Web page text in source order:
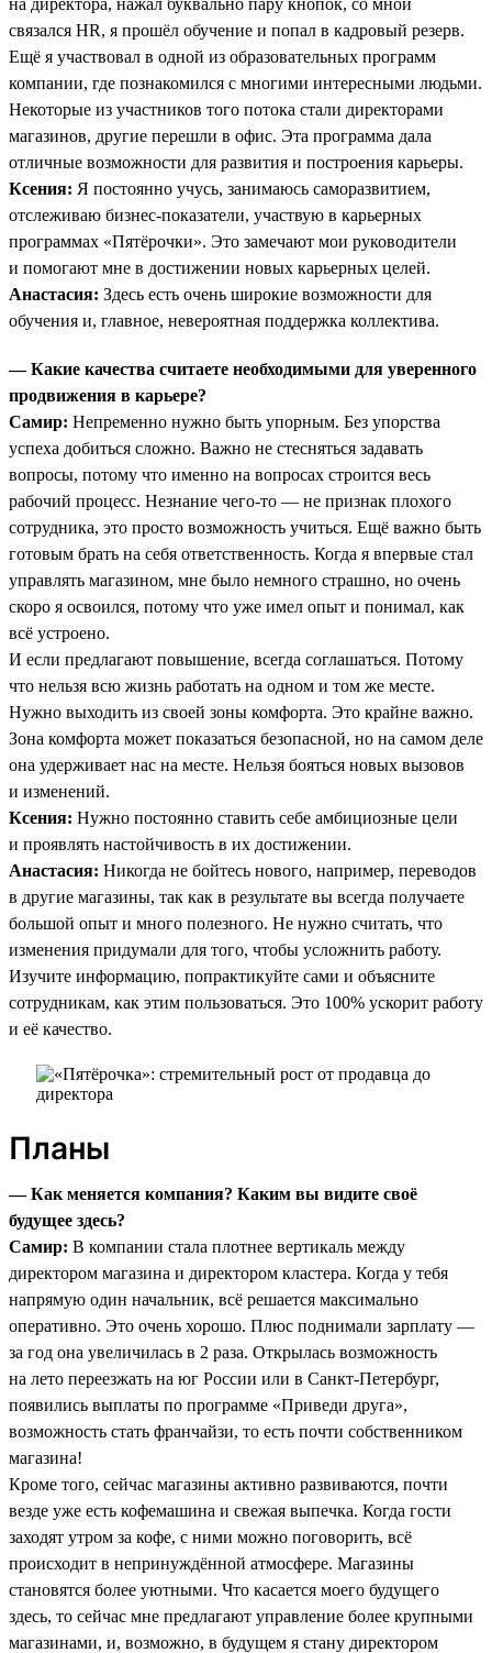
связался HR, я прошёл обучение и попал в кадровый резерв.
Ещё я участвовал в одной из образовательных программ
компании, где познакомился с многими интересными людьми.
Некоторые из участников того потока стали директорами
магазинов, другие перешли в офис. Эта программа дала
отличные возможности для развития и построения карьеры.
Ксения: Я постоянно учусь, занимаюсь саморазвитием,
отслеживаю бизнес-показатели, участвую в карьерных
программах «Пятёрочки». Это замечают мои руководители
и помогают мне в достижении новых карьерных целей.
Анастасия: Здесь есть очень широкие возможности для
обучения и, главное, невероятная поддержка коллектива.
— Какие качества считаете необходимыми для уверенного
продвижения в карьере?
Самир: Непременно нужно быть упорным. Без упорства
успеха добиться сложно. Важно не стесняться задавать
вопросы, потому что именно на вопросах строится весь
рабочий процесс. Незнание чего-то — не признак плохого
сотрудника, это просто возможность учиться. Ещё важно быть
готовым брать на себя ответственность. Когда я впервые стал
управлять магазином, мне было немного страшно, но очень
скоро я освоился, потому что уже имел опыт и понимал, как
всё устроено.
И если предлагают повышение, всегда соглашаться. Потому
что нельзя всю жизнь работать на одном и том же месте.
Нужно выходить из своей зоны комфорта. Это крайне важно.
Зона комфорта может показаться безопасной, но на самом деле
она удерживает нас на месте. Нельзя бояться новых вызовов
и изменений.
Ксения: Нужно постоянно ставить себе амбициозные цели
и проявлять настойчивость в их достижении.
Анастасия: Никогда не бойтесь нового, например, переводов
в другие магазины, так как в результате вы всегда получаете
большой опыт и много полезного. Не нужно считать, что
изменения придумали для того, чтобы усложнить работу.
Изучите информацию, попрактикуйте сами и объясните
сотрудникам, как этим пользоваться. Это 100% ускорит работу
и её качество.
Планы
— Как меняется компания? Каким вы видите своё
будущее здесь?
Самир: В компании стала плотнее вертикаль между
директором магазина и директором кластера. Когда у тебя
напрямую один начальник, всё решается максимально
оперативно. Это очень хорошо. Плюс поднимали зарплату —
за год она увеличилась в 2 раза. Открылась возможность
на лето переезжать на юг России или в Санкт-Петербург,
появились выплаты по программе «Приведи друга»,
возможность стать франчайзи, то есть почти собственником
магазина!
Кроме того, сейчас магазины активно развиваются, почти
везде уже есть кофемашина и свежая выпечка. Когда гости
заходят утром за кофе, с ними можно поговорить, всё
происходит в непринуждённой атмосфере. Магазины
становятся более уютными. Что касается моего будущего
здесь, то сейчас мне предлагают управление более крупными
магазинами, и, возможно, в будущем я стану директором